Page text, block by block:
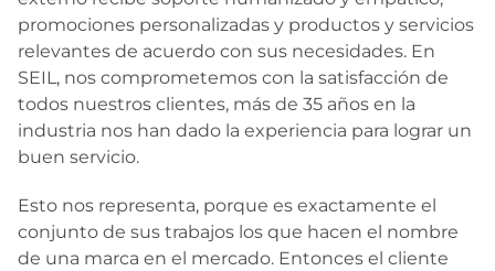
promociones personalizadas y productos y servicios
relevantes de acuerdo con sus necesidades. En
SEIL, nos comprometemos con la satisfacción de
todos nuestros clientes, más de 35 años en la
industria nos han dado la experiencia para lograr un
buen servicio.
Esto nos representa, porque es exactamente el
conjunto de sus trabajos los que hacen el nombre
de una marca en el mercado. Entonces el cliente